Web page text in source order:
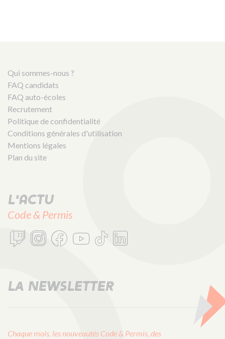
Qui sommes-nous ?
FAQ candidats
FAQ auto-écoles
Recrutement
Politique de confidentialité
Conditions générales d'utilisation
Mentions légales
Plan du site
L'actu
Code & Permis
LA NEWSLETTER
Chaque mois, les nouveautés Code & Permis, des